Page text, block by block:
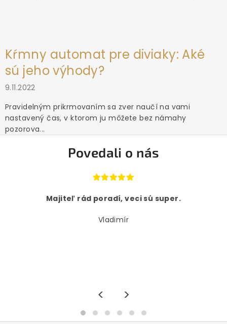
Kŕmny automat pre diviaky: Aké
sú jeho výhody?
9.11.2022
Pravidelným prikrmovaním sa zver naučí na vami
nastavený čas, v ktorom ju môžete bez námahy
pozorova...
Povedali o nás
Majiteľ rád poradí, veci sú super.
Vladimír
< >